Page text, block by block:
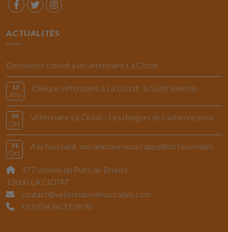
ACTUALITÉS
Demander conseil à un vétérinaire La Ciotat
13
Fév
Clinique vétérinaire à La Ciotat : la Saint Valentin
30
Oct
Vétérinaire La Ciotat - Les dangers de l'automne pour le chiens et les chats
31
Oct
À la Toussaint, nos animaux nous rappellent l’essentiel: vivre l’instant présent
477 chemin du Puits de Brunet
13600 LA CIOTAT
contact@veterinairedesarcades.com
+33 (0)4 86 33 08 90